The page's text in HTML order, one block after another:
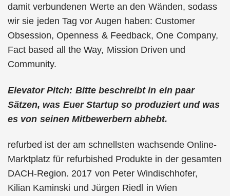
damit verbundenen Werte an den Wänden, sodass
wir sie jeden Tag vor Augen haben: Customer
Obsession, Openness & Feedback, One Company,
Fact based all the Way, Mission Driven und
Community.
Elevator Pitch: Bitte beschreibt in ein paar
Sätzen, was Euer Startup so produziert und was
es von seinen Mitbewerbern abhebt.
refurbed ist der am schnellsten wachsende Online-
Marktplatz für refurbished Produkte in der gesamten
DACH-Region. 2017 von Peter Windischhofer,
Kilian Kaminski und Jürgen Riedl in Wien